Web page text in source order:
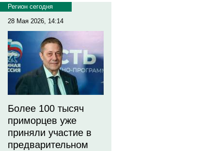
Регион сегодня
28 Мая 2026, 14:14
Более 100 тысяч
приморцев уже
приняли участие в
предварительном